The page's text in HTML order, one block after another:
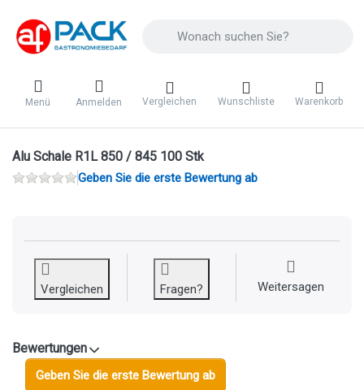
Menü Anmelden Vergleichen Wunschliste Warenkorb
Alu Schale R1L 850 / 845 100 Stk
Geben Sie die erste Bewertung ab
Vergleichen Fragen? Weitersagen
Bewertungen
Geben Sie die erste Bewertung ab